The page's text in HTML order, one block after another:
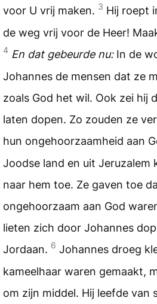
voor U vrij maken. 3 Hij roept
de weg vrij voor de Heer!
4 En dat gebeurde nu:In de
Johannes de mensen dat ze
zoals God het wil. Ook zei hij
laten dopen. Zo zouden ze
hun ongehoorzaamheid aan
Joodse land en uit Jeruzalem
naar hem toe. Ze gaven toe
ongehoorzaam aan God
lieten zich door Johannes
Jordaan. 6 Johannes droeg
kameelhaar waren gemaakt,
om zijn middel. Hij leefde van